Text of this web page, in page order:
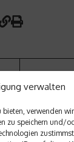
verwalten
verwenden
zu speichern und/
Nächster